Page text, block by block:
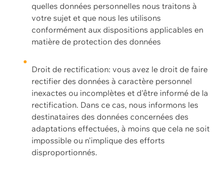
quelles données personnelles nous traitons à
votre sujet et que nous les utilisons
conformément aux dispositions applicables en
matière de protection des données
Droit de rectification: vous avez le droit de faire
rectifier des données à caractère personnel
inexactes ou incomplètes et d'être informé de la
rectification. Dans ce cas, nous informons les
destinataires des données concernées des
adaptations effectuées, à moins que cela ne soit
impossible ou n'implique des efforts
disproportionnés.